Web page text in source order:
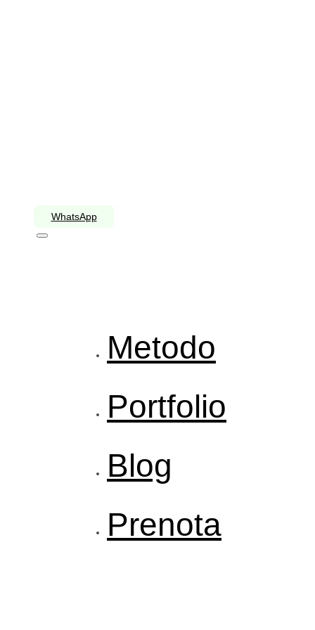
WhatsApp
Metodo
Portfolio
Blog
Prenota